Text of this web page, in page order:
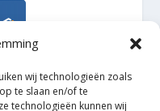
wij technologieën zoals
te slaan en/of te
technologieën kunnen wij